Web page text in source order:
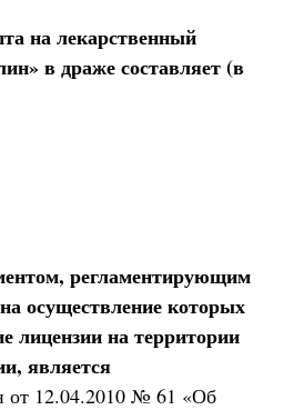
на лекарственный
в драже составляет (в
регламентирующим
осуществление которых
лицензии на территории
является
от 12.04.2010 № 61 «Об